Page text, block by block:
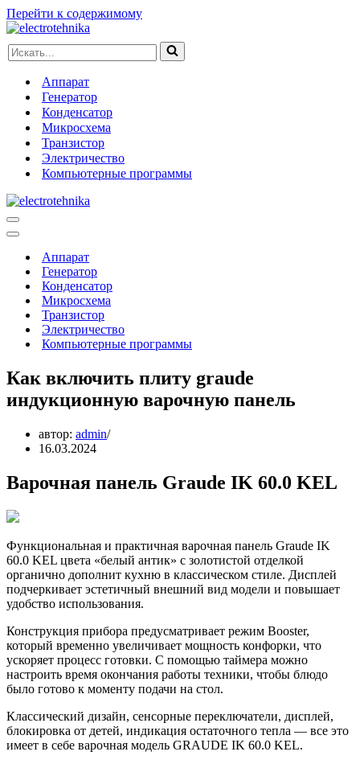
Перейти к содержимому
Искать...
Аппарат
Генератор
Конденсатор
Микросхема
Транзистор
Электричество
Компьютерные программы
Меню
навигации
Меню
навигацииАппарат
Генератор
Конденсатор
Микросхема
Транзистор
Электричество
Компьютерные программы
Как включить плиту graude
индукционную варочную панель
автор: admin
16.03.2024
Варочная панель Graude IK 60.0 KEL
Функциональная и практичная варочная панель Graude IK
60.0 KEL цвета «белый антик» с золотистой отделкой
органично дополнит кухню в классическом стиле. Дисплей
подчеркивает эстетичный внешний вид модели и повышает
удобство использования.
Конструкция прибора предусматривает режим Booster,
который временно увеличивает мощность конфорки, что
ускоряет процесс готовки. С помощью таймера можно
настроить время окончания работы техники, чтобы блюдо
было готово к моменту подачи на стол.
Классический дизайн, сенсорные переключатели, дисплей,
блокировка от детей, индикация остаточного тепла — все это
имеет в себе варочная модель GRAUDE IK 60.0 KEL.